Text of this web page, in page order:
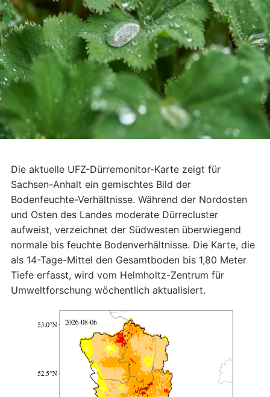
Die aktuelle UFZ-Dürremonitor-Karte zeigt für
Sachsen-Anhalt ein gemischtes Bild der
Bodenfeuchte-Verhältnisse. Während der Nordosten
und Osten des Landes moderate Dürrecluster
aufweist, verzeichnet der Südwesten überwiegend
normale bis feuchte Bodenverhältnisse. Die Karte, die
als 14-Tage-Mittel den Gesamtboden bis 1,80 Meter
Tiefe erfasst, wird vom Helmholtz-Zentrum für
Umweltforschung wöchentlich aktualisiert.